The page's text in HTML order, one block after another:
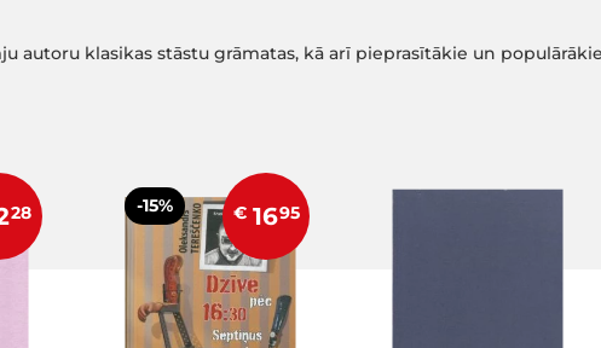
autoru klasikas stāstu grāmatas, kā arī pieprasītākie un
28 -15% € 1695